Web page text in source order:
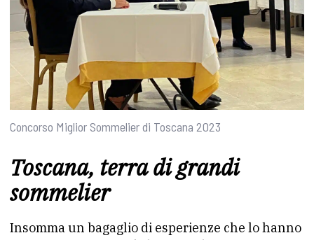
Concorso Miglior Sommelier di Toscana 2023
Toscana, terra di grandi
sommelier
Insomma un bagaglio di esperienze che lo hanno